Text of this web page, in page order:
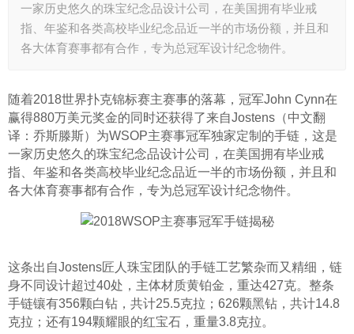
一家历史悠久的珠宝纪念品设计公司，在美国拥有毕业戒
指、年鉴和各类高校毕业纪念品近一半的市场份额，并且和
各大体育赛事都有合作，专为总冠军设计纪念物件。
随着2018世界扑克锦标赛主赛事的落幕，冠军John Cynn在
赢得880万美元奖金的同时还获得了来自Jostens（中文翻
译：乔斯滕斯）为WSOP主赛事冠军独家定制的手链，这是
一家历史悠久的珠宝纪念品设计公司，在美国拥有毕业戒
指、年鉴和各类高校毕业纪念品近一半的市场份额，并且和
各大体育赛事都有合作，专为总冠军设计纪念物件。
这条出自Jostens匠人珠宝团队的手链工艺繁杂而又精细，链
身不同设计超过40处，主体材质黄铂金，重达427克。整条
手链镶有356颗白钻，共计25.5克拉；626颗黑钻，共计14.8
克拉；还有194颗耀眼的红宝石，重量3.8克拉。